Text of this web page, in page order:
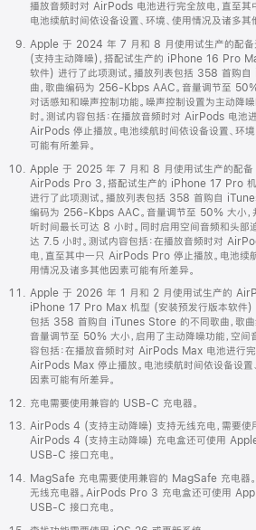
播放音频时对 AirPods 电池进行完全放电，直至其
电池续航时间依设备设置、环境、使用情况及诸多其
Apple 于 2024 年 7 月和 8 月使用试生产的配
(支持主动降噪)，搭配试生产的 iPhone 16 Pro
软件) 进行了此项测试。播放列表包括 358 首购
曲，歌曲编码为 256-Kbps AAC。音量调节至 50%
对话感知和噪声控制功能。噪声控制设置为主动降
时。测试内容包括：在播放音频时对 AirPods 电池
AirPods 停止播放。电池续航时间依设备设置、环
可能有所差异。
Apple 于 2025 年 7 月和 8 月使用试生产的配
AirPods Pro 3，搭配试生产的 iPhone 17 Pro
进行了此项测试。播放列表包括 358 首购自
编码为 256-Kbps AAC。音量调节至 50% 大小，
听时间最长可达 8 小时。同时启用空间音频和头部
达 7.5 小时。测试内容包括：在播放音频时对
电，直至其中一只 AirPods Pro 停止播放。电池续
用情况及诸多其他因素可能有所差异。
Apple 于 2026 年 1 月和 2 月使用试生产的
iPhone 17 Pro Max 机型 (安装预发行版本软件)
包括 358 首购自 iTunes Store 的不同歌曲，歌
音量调节至 50% 大小，启用了主动降噪功能，空间
容包括：在播放音频时对 AirPods Max 电池进行完
AirPods Max 停止播放。电池续航时间依设备设置
因素可能有所差异。
充电需要使用兼容的 USB-C 充电器。
AirPods 4 (支持主动降噪) 支持无线充电，需要使
AirPods 4 (支持主动降噪) 充电盒还可使用
USB-C 接口充电。
MagSafe 充电需要使用兼容的 MagSafe 充电器
无线充电器。AirPods Pro 3 充电盒还可使用
USB-C 接口充电。